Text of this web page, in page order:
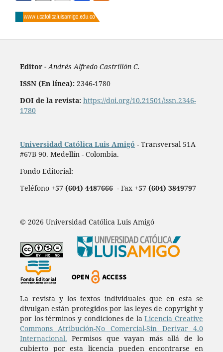
Editor - Andrés Alfredo Castrillón C.
ISSN (En línea): 2346-1780
DOI de la revista: https://doi.org/10.21501/issn.2346-
1780
Universidad Católica Luis Amigó - Transversal 51A
#67B 90. Medellín - Colombia.
Fondo Editorial:
Teléfono +57 (604) 4487666- Fax +57 (604) 3849797
© 2026 Universidad Católica Luis Amigó
La revista y los textos individuales que en esta se
divulgan están protegidos por las leyes de copyright y
por los términos y condiciones de laLicencia Creative
Commons Atribución-No Comercial-Sin Derivar 4.0
Internacional. Permisos que vayan más allá de lo
cubierto por esta licencia pueden encontrarse en